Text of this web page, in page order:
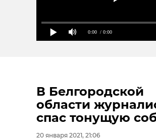
0:00 / 0:00
В Белгородской
области
спас тонущую
20 января 2021, 21:06